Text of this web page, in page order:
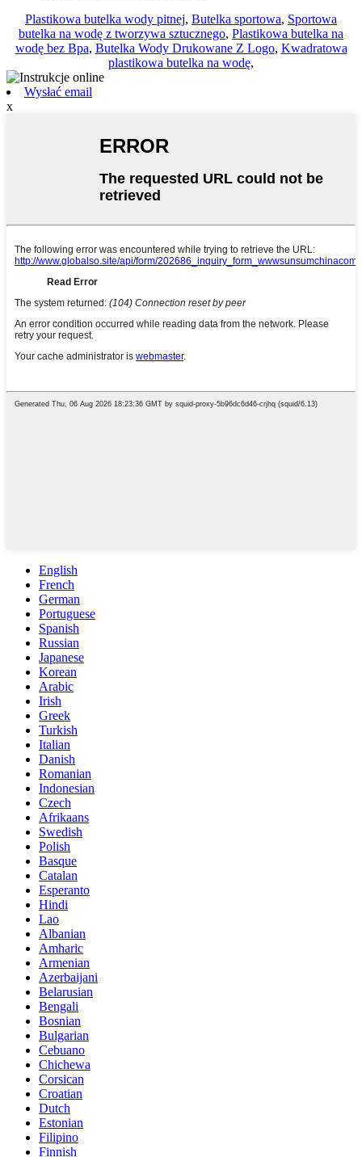
Plastikowa butelka wody pitnej, Butelka sportowa, Sportowa
butelka na wodę z tworzywa sztucznego, Plastikowa butelka na
wodę bez Bpa, Butelka Wody Drukowane Z Logo, Kwadratowa
plastikowa butelka na wodę,
Wysłać email
x
English
French
German
Portuguese
Spanish
Russian
Japanese
Korean
Arabic
Irish
Greek
Turkish
Italian
Danish
Romanian
Indonesian
Czech
Afrikaans
Swedish
Polish
Basque
Catalan
Esperanto
Hindi
Lao
Albanian
Amharic
Armenian
Azerbaijani
Belarusian
Bengali
Bosnian
Bulgarian
Cebuano
Chichewa
Corsican
Croatian
Dutch
Estonian
Filipino
Finnish